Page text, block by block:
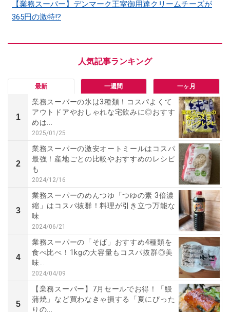
【業務スーパー】デンマーク王室御用達クリームチーズが
365円の激特⁉
最新 一週間 一ヶ月
1
業務スーパーの氷は3種類！コスパよくて
アウトドアやおしゃれな宅飲みに◎おすす
めは...
2025/01/25
2
業務スーパーの激安オートミールはコスパ
最強！産地ごとの比較やおすすめのレシピ
も
2024/12/16
3
業務スーパーのめんつゆ「つゆの素 3倍濃
縮」はコスパ抜群！料理が引き立つ万能な
味
2024/06/21
4
業務スーパーの「そば」おすすめ4種類を
食べ比べ！1kgの大容量もコスパ抜群◎美
味...
2024/04/09
5
【業務スーパー】7月セールでお得！「鰻
蒲焼」など買わなきゃ損する「夏にぴった
りの...